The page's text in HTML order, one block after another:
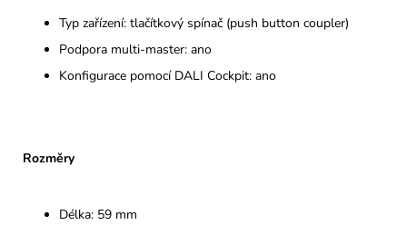
Typ zařízení: tlačítkový spínač (push button coupler)
Podpora multi-master: ano
Konfigurace pomocí DALI Cockpit: ano
Rozměry
Délka: 59 mm